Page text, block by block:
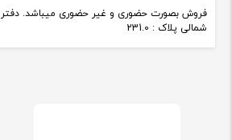
فروش بصورت حضوری و غیر حضوری میباشد. دفتر
شمالی پلاک : 231.0